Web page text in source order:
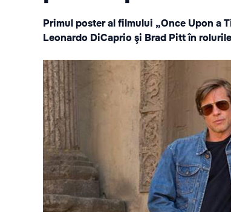
Primul poster al filmului „Once Upon a
Leonardo DiCaprio şi Brad Pitt în